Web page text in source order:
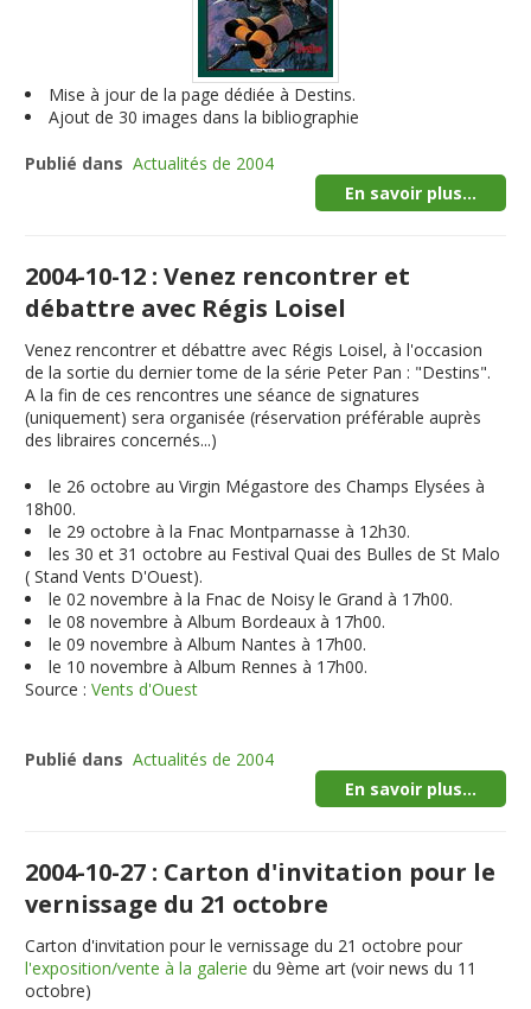
Mise à jour de la page dédiée à Destins.
Ajout de 30 images dans la bibliographie
Publié dans Actualités de 2004
En savoir plus...
2004-10-12 : Venez rencontrer et
débattre avec Régis Loisel
Venez rencontrer et débattre avec Régis Loisel, à l'occasion
de la sortie du dernier tome de la série Peter Pan : "Destins".
A la fin de ces rencontres une séance de signatures
(uniquement) sera organisée (réservation préférable auprès
des libraires concernés...)
le 26 octobre au Virgin Mégastore des Champs Elysées à
18h00.
le 29 octobre à la Fnac Montparnasse à 12h30.
les 30 et 31 octobre au Festival Quai des Bulles de St Malo
( Stand Vents D'Ouest).
le 02 novembre à la Fnac de Noisy le Grand à 17h00.
le 08 novembre à Album Bordeaux à 17h00.
le 09 novembre à Album Nantes à 17h00.
le 10 novembre à Album Rennes à 17h00.
Source :Vents d'Ouest
Publié dans Actualités de 2004
En savoir plus...
2004-10-27 : Carton d'invitation pour le
vernissage du 21 octobre
Carton d'invitation pour le vernissage du 21 octobre pour
l'exposition/vente à la galeriedu 9ème art (voir news du 11
octobre)